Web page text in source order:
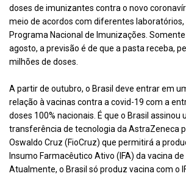
doses de imunizantes contra o novo
meio de acordos com diferentes
Programa Nacional de Imunizações.
agosto, a previsão é de que a pasta receba,
milhões de doses.
A partir de outubro, o Brasil deve entrar em
relação à vacinas contra a covid-19 com a
doses 100% nacionais. É que o Brasil assinou
transferência de tecnologia da AstraZeneca
Oswaldo Cruz (FioCruz) que permitirá a
Insumo Farmacêutico Ativo (IFA) da vacina de
Atualmente, o Brasil só produz vacina com o